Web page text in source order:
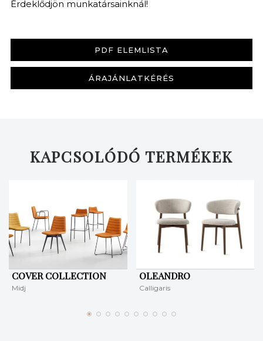
Érdeklődjön munkatársainknál!
PDF ELEMLISTA
ÁRAJÁNLATKÉRÉS
KAPCSOLÓDÓ TERMÉKEK
COVER COLLECTION
Midj
OLEANDRO
Calligaris